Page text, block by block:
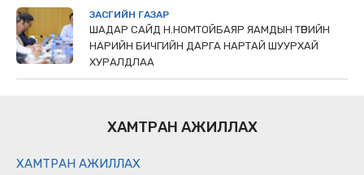
ЗАСГИЙН ГАЗАР
ШАДАР САЙД Н.НОМТОЙБАЯР ЯАМДЫН ТӨРИЙН
НАРИЙН БИЧГИЙН ДАРГА НАРТАЙ ШУУРХАЙ
ХУРАЛДЛАА
ХАМТРАН АЖИЛЛАХ
ХАМТРАН АЖИЛЛАХ